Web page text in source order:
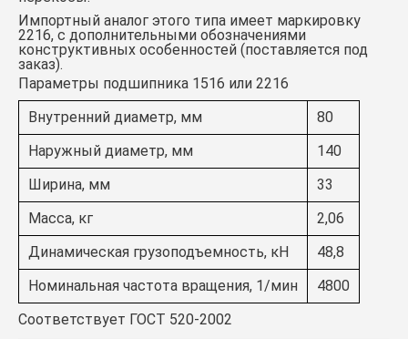
Импортный аналог этого типа имеет маркировку
2216, с дополнительными обозначениями
конструктивных особенностей (поставляется под
заказ).
Параметры подшипника 1516 или 2216
Внутренний диаметр, мм
80
Наружный диаметр, мм
140
Ширина, мм
33
Масса, кг
2,06
Динамическая грузоподъемность, кН
48,8
Номинальная частота вращения, 1/мин
4800
Соответствует ГОСТ 520-2002